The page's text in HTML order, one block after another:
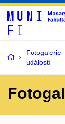
Fotogalerie
událostí